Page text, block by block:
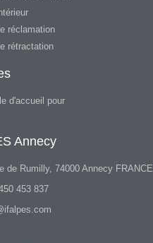
réclamation
rétractation
d'accueil pour
Annecy
de Rumilly, 74000 Annecy FRANCE
453 837